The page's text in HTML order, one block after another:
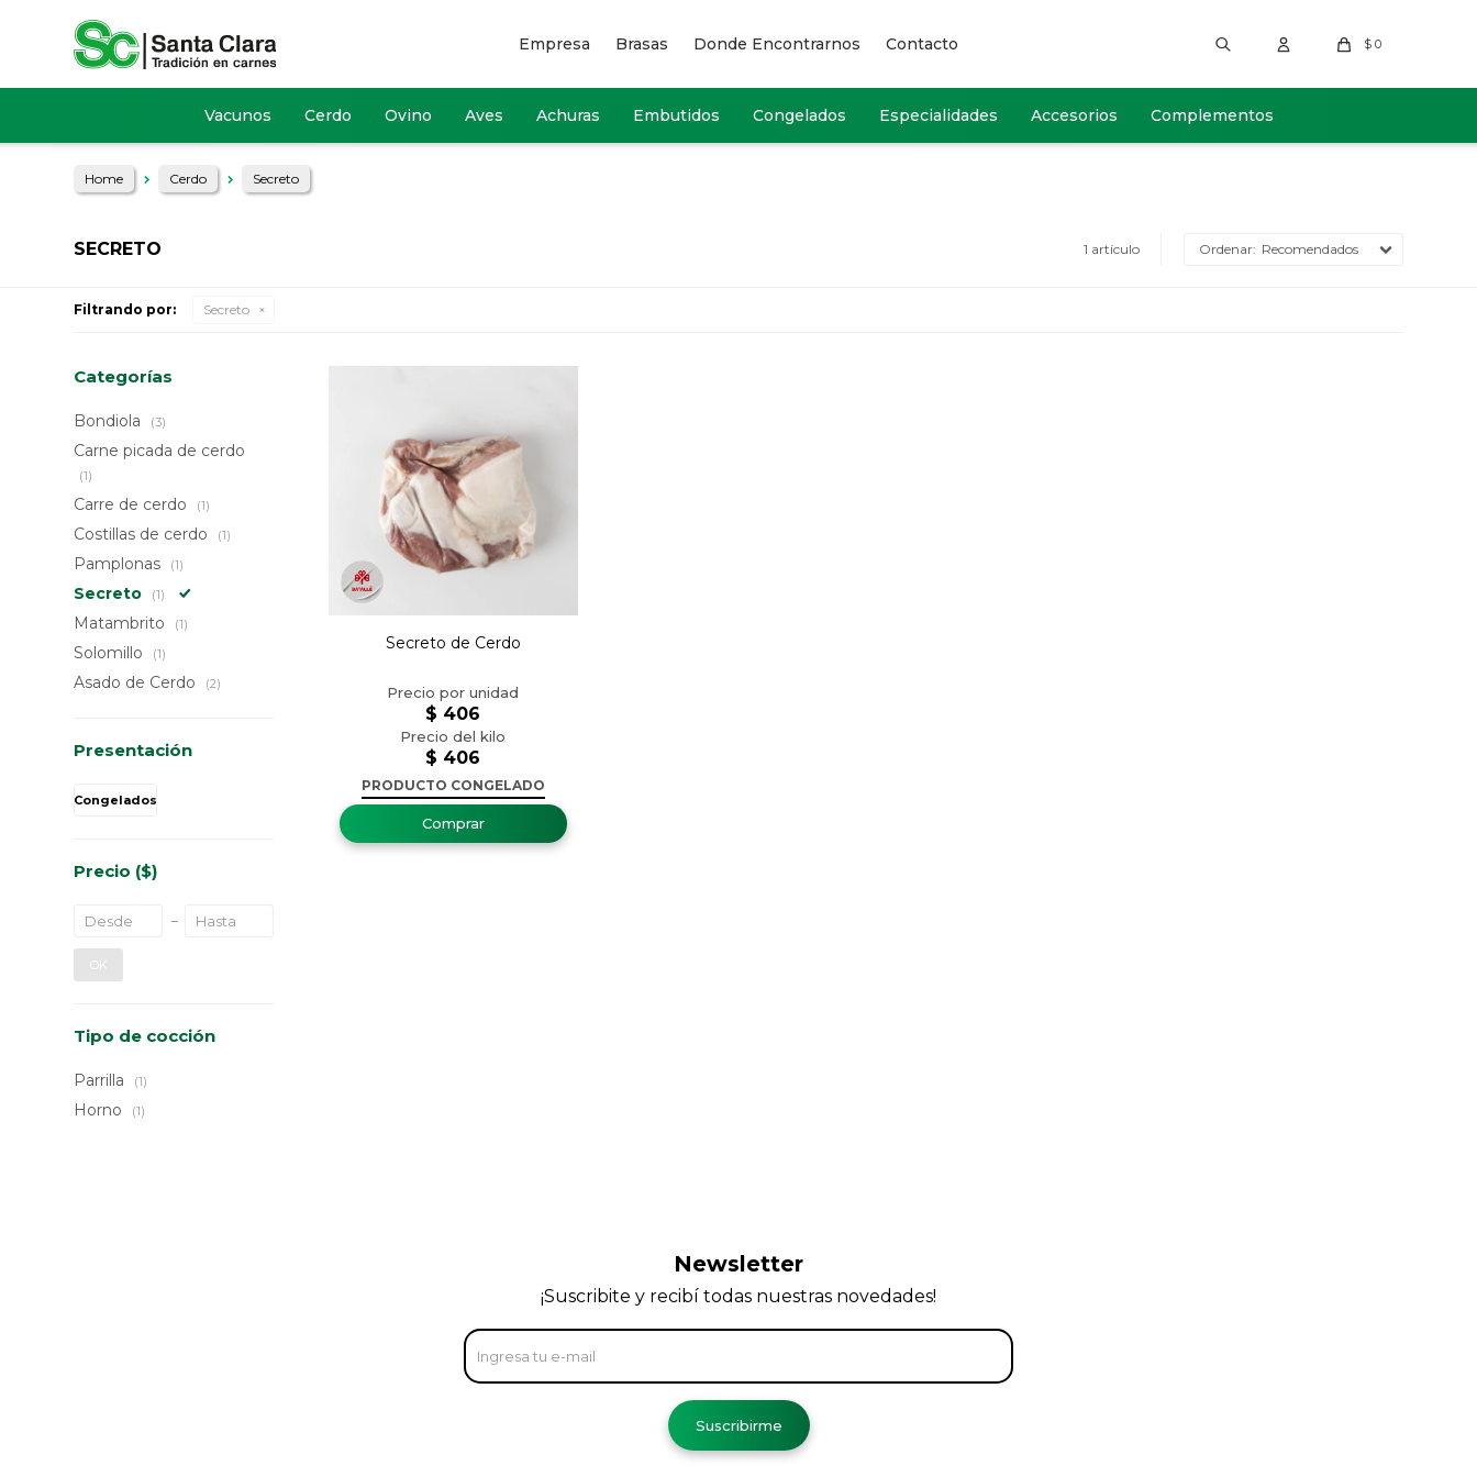
Vacunos Cerdo Ovino Aves Achuras Embutidos Congelados Especialidades Accesorios Complementos
$ 0
Empresa Brasas Donde Encontrarnos Contacto
Home Cerdo Secreto
SECRETO 1 artículo Recomendados
Filtrando por: Secreto
Secreto de Cerdo
$ 406
$ 406
PRODUCTO CONGELADO
Categorías
Bondiola (3)
Carne picada de cerdo
(1)
Carre de cerdo (1)
Costillas de cerdo (1)
Pamplonas (1)
Secreto (1)
Matambrito (1)
Solomillo (1)
Asado de Cerdo (2)
Presentación
Congelados
Precio ($)
OK
Tipo de cocción
Parrilla (1)
Horno (1)
Newsletter
¡Suscribite y recibí todas nuestras novedades!
Suscribirme